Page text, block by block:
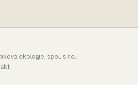
ekologie, spol. s r.o.